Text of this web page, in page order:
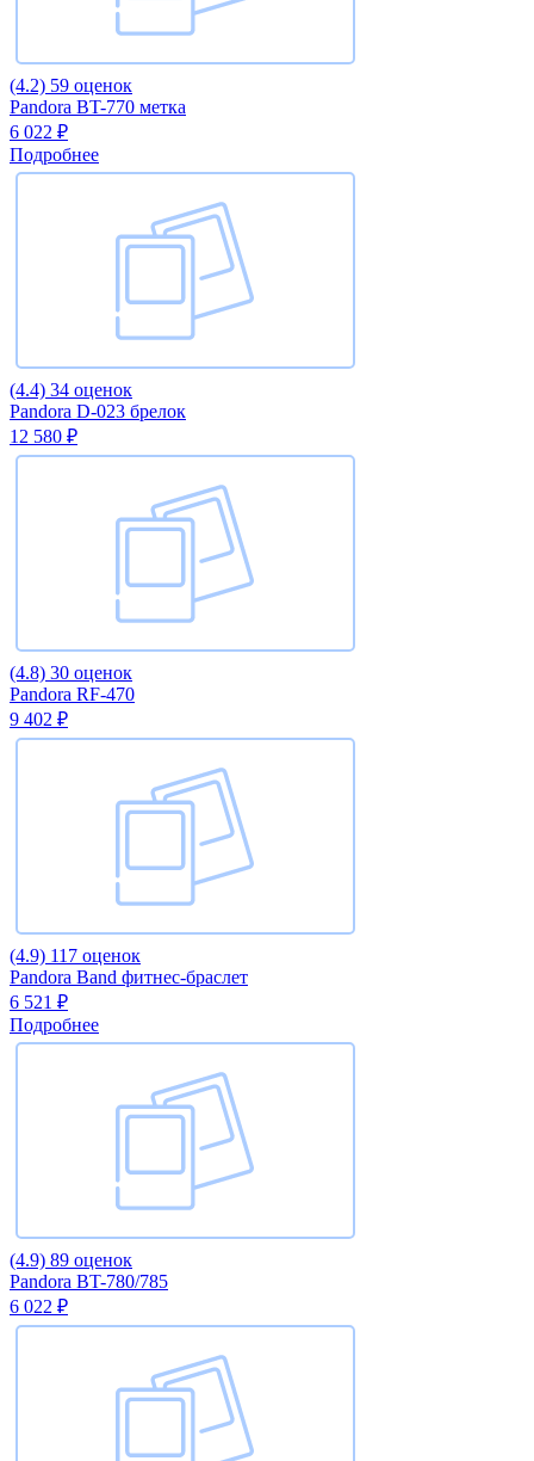
(4.2) 59 оценок
Pandora BT-770 метка
6 022 ₽
Подробнее
(4.4) 34 оценок
Pandora D-023 брелок
12 580 ₽
(4.8) 30 оценок
Pandora RF-470
9 402 ₽
(4.9) 117 оценок
Pandora Band фитнес-браслет
6 521 ₽
Подробнее
(4.9) 89 оценок
Pandora BT-780/785
6 022 ₽